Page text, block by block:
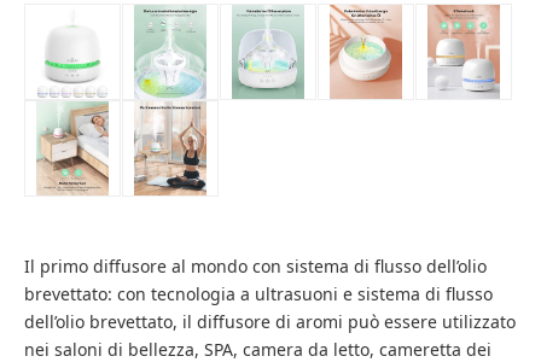
Il primo diffusore al mondo con sistema di flusso dell’olio
brevettato: con tecnologia a ultrasuoni e sistema di flusso
dell’olio brevettato, il diffusore di aromi può essere utilizzato
nei saloni di bellezza, SPA, camera da letto, cameretta dei